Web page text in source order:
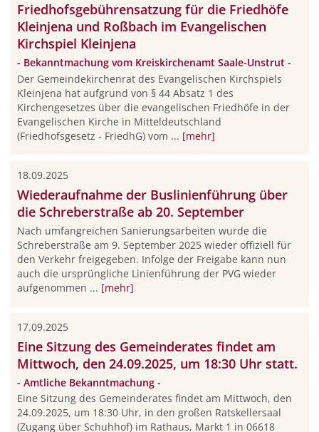
Friedhofsgebührensatzung für die Friedhöfe
Kleinjena und Roßbach im Evangelischen
Kirchspiel Kleinjena
- Bekanntmachung vom Kreiskirchenamt Saale-Unstrut -
Der Gemeindekirchenrat des Evangelischen Kirchspiels
Kleinjena hat aufgrund von § 44 Absatz 1 des
Kirchengesetzes über die evangelischen Friedhöfe in der
Evangelischen Kirche in Mittel­deutschland
(Friedhofsgesetz - FriedhG) vom ... [mehr]
18.09.2025
Wiederaufnahme der Buslinienführung über
die Schreberstraße ab 20. September
Nach umfangreichen Sanierungsarbeiten wurde die
Schreberstraße am 9. September 2025 wieder offiziell für
den Verkehr freigegeben. Infolge der Freigabe kann nun
auch die ursprüngliche Linienführung der PVG wieder
aufgenommen ... [mehr]
17.09.2025
Eine Sitzung des Gemeinderates findet am
Mittwoch, den 24.09.2025, um 18:30 Uhr statt.
- Amtliche Bekanntmachung -
Eine Sitzung des Gemeinderates findet am Mittwoch, den
24.09.2025, um 18:30 Uhr, in den großen Ratskellersaal
(Zugang über Schuhhof) im Rathaus, Markt 1 in 06618